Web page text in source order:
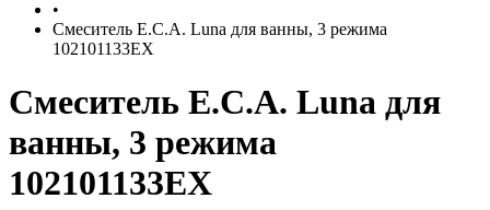
•
Смеситель E.C.A. Luna для ванны, 3 режима
102101133EX
Смеситель E.C.A. Luna для
ванны, 3 режима
102101133EX